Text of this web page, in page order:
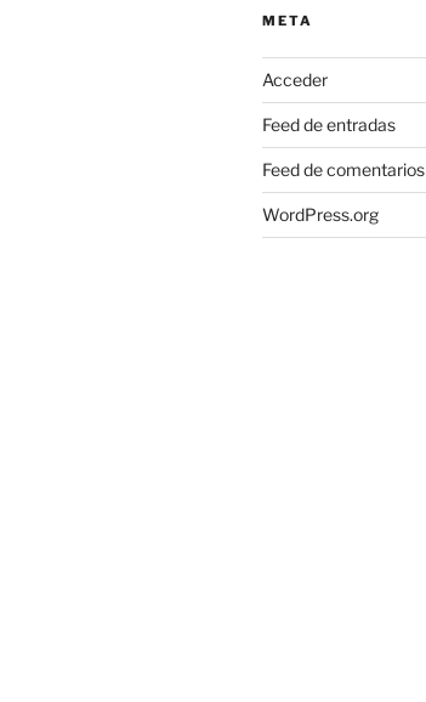
META
Acceder
Feed de entradas
Feed de comentarios
WordPress.org